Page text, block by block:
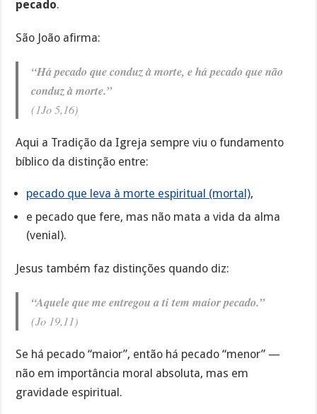
pecado.
São João afirma:
“Há pecado que conduz à morte, e há pecado que não
conduz à morte.”
(1Jo 5,16)
Aqui a Tradição da Igreja sempre viu o fundamento
bíblico da distinção entre:
pecado que leva à morte espiritual (mortal),
e pecado que fere, mas não mata a vida da alma
(venial).
Jesus também faz distinções quando diz:
“Aquele que me entregou a ti tem maior pecado.”
(Jo 19,11)
Se há pecado “maior”, então há pecado “menor” —
não em importância moral absoluta, mas em
gravidade espiritual.